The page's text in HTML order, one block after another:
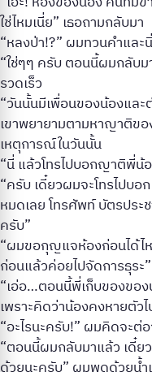
ใช่ไหมเนี่ย” เธอถามกลับมา
“หลงป่า!?” ผมทวนคำและ
“ใช่ๆๆ ครับ ตอนนี้ผมกลับ
รวดเร็ว
“วันนั้นมีเพื่อนของน้องแล
เขาพยายามตามหาญาติขอ
เหตุการณ์ในวันนั้น
“นี่ แล้วโทรไปบอกญาติพี่น้
“ครับ เดี๋ยวผมจะโทรไปบ
หมดเลย โทรศัพท์ บัตรประช
ครับ”
“ผมขอกุญแจห้องก่อนได้ไ
ก่อนแล้วค่อยไปจัดการธุร
“เอ่อ…ตอนนี้พี่เก็บของขอ
เพราะคิดว่าน้องคงหายตั
“อะไรนะครับ!” ผมคิดจะต่
“ตอนนี้ผมกลับมาแล้ว เดี๋ย